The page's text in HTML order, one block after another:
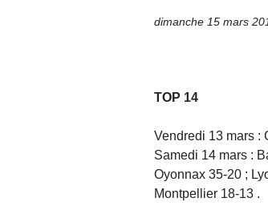
dimanche 15 mars
TOP 14
Vendredi 13 mars :
Samedi 14 mars :
Oyonnax 35-20 ;
Montpellier 18-13 .